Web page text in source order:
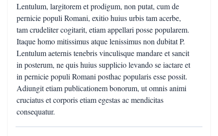
Lentulum, largitorem et prodigum, non putat, cum de
pernicie populi Romani, exitio huius urbis tam acerbe,
tam crudeliter cogitarit, etiam appellari posse popularem.
Itaque homo mitissimus atque lenissimus non dubitat P.
Lentulum aeternis tenebris vinculisque mandare et sancit
in posterum, ne quis huius supplicio levando se iactare et
in pernicie populi Romani posthac popularis esse possit.
Adiungit etiam publicationem bonorum, ut omnis animi
cruciatus et corporis etiam egestas ac mendicitas
consequatur.